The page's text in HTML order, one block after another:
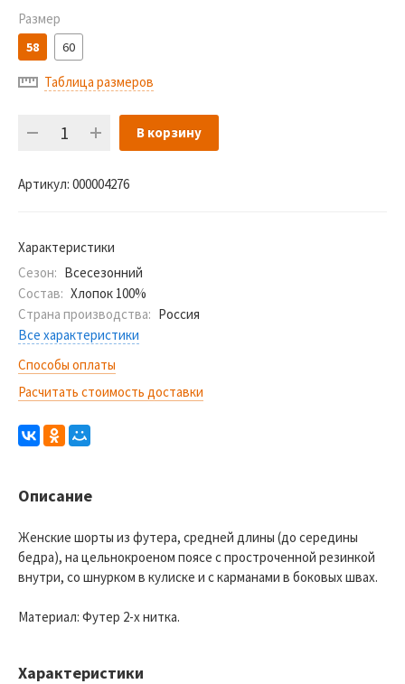
Размер
58 60
Таблица размеров
В корзину
Артикул: 000004276
Характеристики
Сезон: Всесезонний
Состав: Хлопок 100%
Страна производства: Россия
Все характеристики
Способы оплаты
Расчитать стоимость доставки
Описание
Женские шорты из футера, средней длины (до середины
бедра), на цельнокроеном поясе с простроченной резинкой
внутри, со шнурком в кулиске и с карманами в боковых швах.
Материал: Футер 2-х нитка.
Характеристики